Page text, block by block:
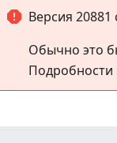
Версия 20881
Обычно это